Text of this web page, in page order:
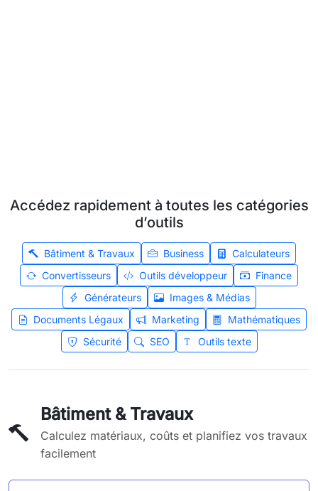
Accédez rapidement à toutes les catégories
d’outils
Bâtiment & Travaux Business
Calculateurs
Convertisseurs
Outils développeur
Finance
Générateurs
Images & Médias
Documents Légaux
Marketing
Mathématiques
Sécurité
SEO Outils texte
Bâtiment & Travaux
Calculez matériaux, coûts et planifiez vos travaux
facilement